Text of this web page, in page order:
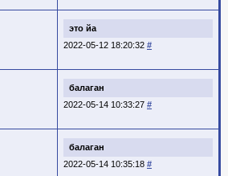
это йа
2022-05-12 18:20:32 #
балаган
2022-05-14 10:33:27 #
балаган
2022-05-14 10:35:18 #